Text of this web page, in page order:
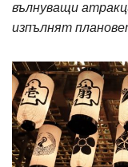
вълнуващи
изпълнят